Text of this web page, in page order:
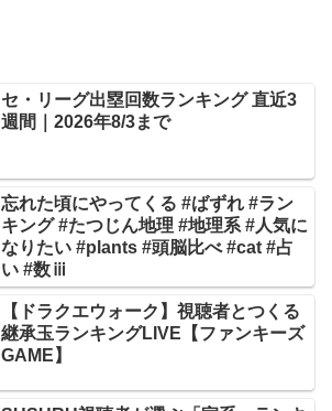
セ・リーグ出塁回数ランキング 直近3
週間｜2026年8/3まで
忘れた頃にやってくる #ばずれ #ラン
キング #たつじん地理 #地理系 #人気に
なりたい #plants #頭脳比べ #cat #占
い #数ⅲ
【ドラクエウォーク】視聴者とつくる
継承玉ランキングLIVE【ファンキーズ
GAME】